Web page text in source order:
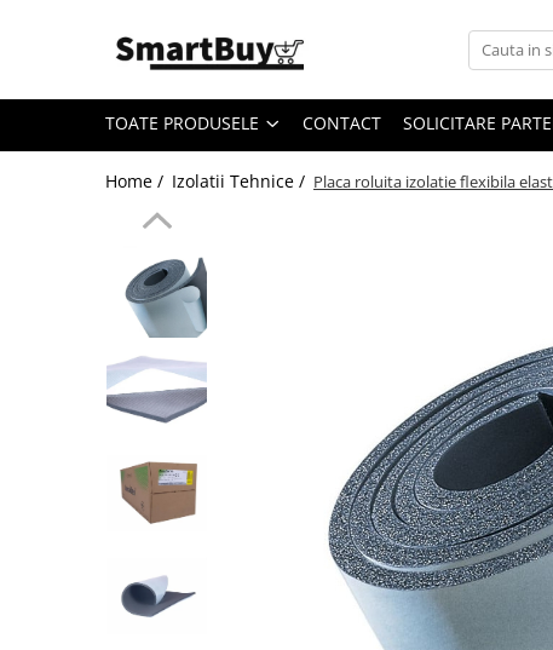
Toate Produsele
Aer Conditionat
Materiale Climatizare
Benzi Izolatoare
Cablu Electric
Furtun Evacuare
Igienizare si intretinere AC
Pompe de condens
Suporti/Console
Tubulatura ventilatie
Fitinguri spiro
TOATE PRODUSELE CONTACT SOLICITARE
Home / Izolatii Tehnice / Placa roluita izolatie flexibila